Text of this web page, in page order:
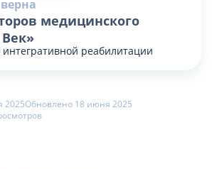
медицинского
реабилитации
2025Обновлено 18 июня 2025